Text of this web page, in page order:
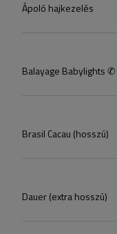
Ápoló hajkezelés
Balayage Babylights ✆
Brasil Cacau (hosszú)
Dauer (extra hosszú)